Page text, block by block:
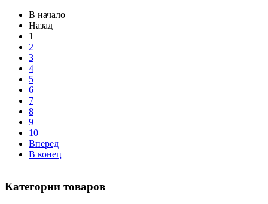
В начало
Назад
1
2
3
4
5
6
7
8
9
10
Вперед
В конец
Категории товаров